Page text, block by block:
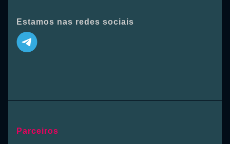
Estamos nas redes sociais
Parceiros